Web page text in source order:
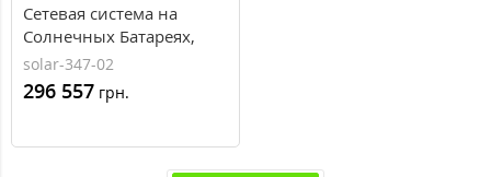
Сетевая система на
Солнечных Батареях,
20кВт, 380В, AXIOMA
energy
solar-347-02
296 557 грн.